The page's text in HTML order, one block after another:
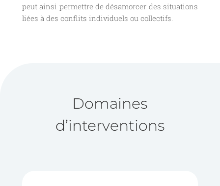
peut ainsi permettre de désamorcer des situations
liées à des conflits individuels ou collectifs.
Domaines
d’interventions